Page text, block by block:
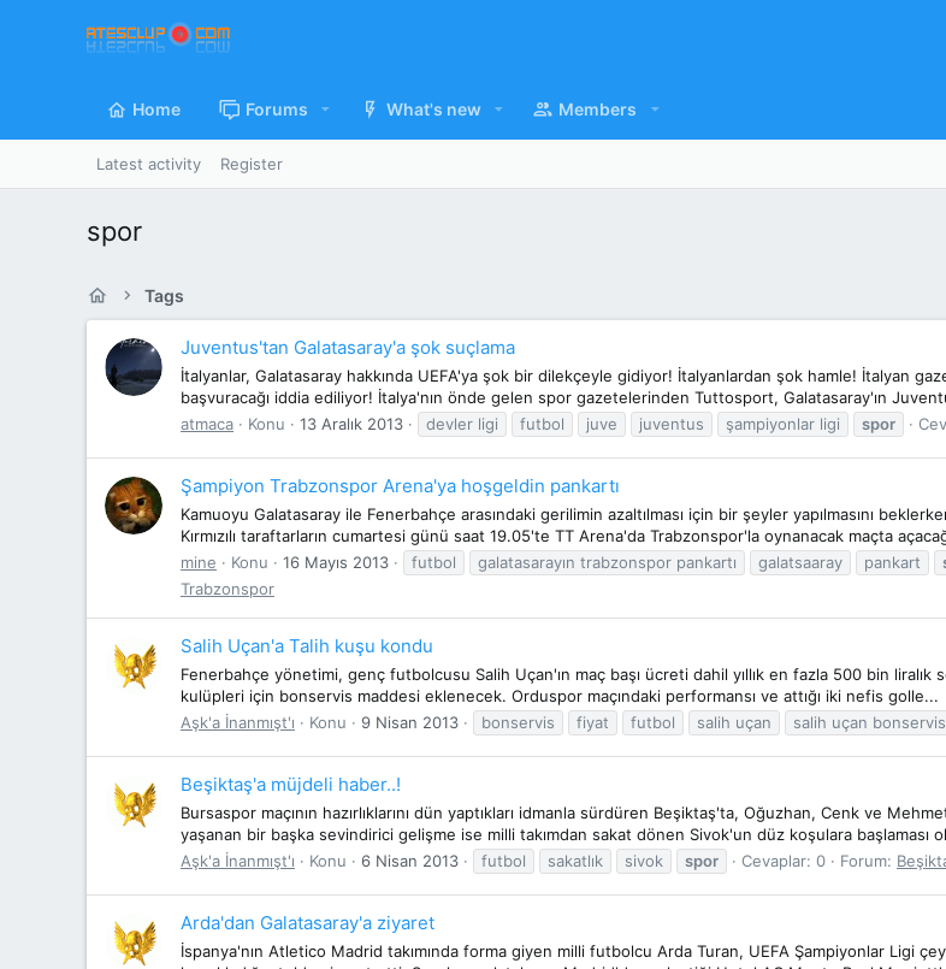
Home Forums What's new Members
Latest activity Register
spor
Tags
Juventus'tan Galatasaray'a şok suçlama
İtalyanlar, Galatasaray hakkında UEFA'ya şok bir dilekçeyle gidiyor! İtalyanlardan şok hamle! İtalyan
başvuracağı iddia ediliyor! İtalya'nın önde gelen spor gazetelerinden Tuttosport, Galatasaray'ın
atmaca
Konu 13 Aralık 2013 devler ligi futbol juve juventus şampiyonlar ligi spor
Şampiyon Trabzonspor Arena'ya hoşgeldin pankartı
Kamuoyu Galatasaray ile Fenerbahçe arasındaki gerilimin azaltılması için bir şeyler yapılmasını
Kırmızılı taraftarların cumartesi günü saat 19.05'te TT Arena'da Trabzonspor'la oynanacak maçta
mine
Konu 16 Mayıs 2013 futbol galatasarayın trabzonspor pankartı galatsaaray pankart
Trabzonspor
Salih Uçan'a Talih kuşu kondu
Fenerbahçe yönetimi, genç futbolcusu Salih Uçan'ın maç başı ücreti dahil yıllık en fazla 500 bin
kulüpleri için bonservis maddesi eklenecek. Orduspor maçındaki performansı ve attığı iki nefis golle...
Aşk'a İnanmışt'ı
Konu 9 Nisan 2013 bonservis fiyat futbol salih uçan salih uçan
Beşiktaş'a müjdeli haber..!
Bursaspor maçının hazırlıklarını dün yaptıkları idmanla sürdüren Beşiktaş'ta, Oğuzhan, Cenk ve
yaşanan bir başka sevindirici gelişme ise milli takımdan sakat dönen Sivok'un düz koşulara başlaması
Aşk'a İnanmışt'ı
Konu 6 Nisan 2013 futbol sakatlık sivok spor Cevaplar: 0 Forum:
Arda'dan Galatasaray'a ziyaret
İspanya'nın Atletico Madrid takımında forma giyen milli futbolcu Arda Turan, UEFA Şampiyonlar Ligi